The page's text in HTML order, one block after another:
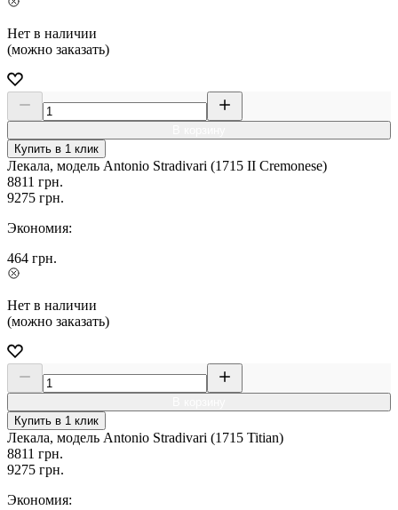
Нет в наличии
(можно заказать)
Купить в 1 клик
Лекала, модель Antonio Stradivari (1715 II Cremonese)
8811 грн.
9275 грн.
Экономия:
464 грн.
Нет в наличии
(можно заказать)
Купить в 1 клик
Лекала, модель Antonio Stradivari (1715 Titian)
8811 грн.
9275 грн.
Экономия: